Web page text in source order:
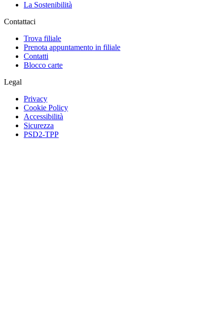
La Sostenibilità
Contattaci
Trova filiale
Prenota appuntamento in filiale
Contatti
Blocco carte
Legal
Privacy
Cookie Policy
Accessibilità
Sicurezza
PSD2-TPP